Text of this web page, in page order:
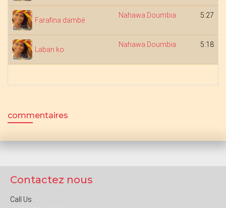
Farafina dambé
Nahawa Doumbia 5:27
Laban ko
Nahawa Doumbia 5:18
commentaires
Contactez nous
Call Us :